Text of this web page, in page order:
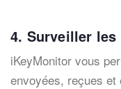
4. Surveiller
iKeyMonitor vous
envoyées, reçues